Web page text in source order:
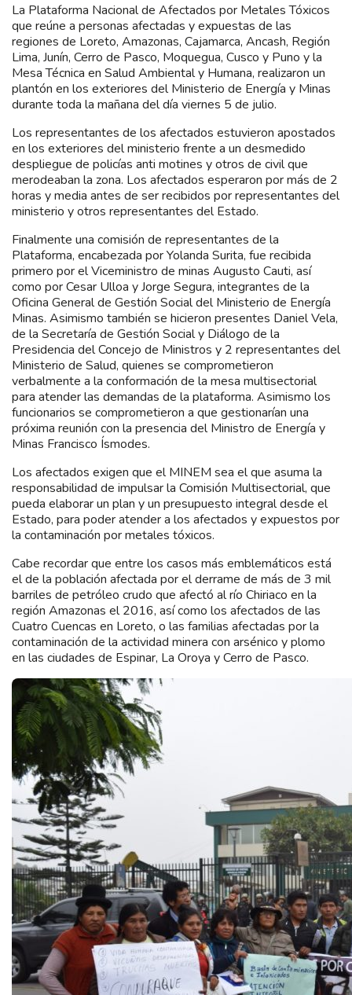
La Plataforma Nacional de Afectados por Metales Tóxicos
que reúne a personas afectadas y expuestas de las
regiones de Loreto, Amazonas, Cajamarca, Ancash, Región
Lima, Junín, Cerro de Pasco, Moquegua, Cusco y Puno y la
Mesa Técnica en Salud Ambiental y Humana, realizaron un
plantón en los exteriores del Ministerio de Energía y Minas
durante toda la mañana del día viernes 5 de julio.
Los representantes de los afectados estuvieron apostados
en los exteriores del ministerio frente a un desmedido
despliegue de policías anti motines y otros de civil que
merodeaban la zona. Los afectados esperaron por más de 2
horas y media antes de ser recibidos por representantes del
ministerio y otros representantes del Estado.
Finalmente una comisión de representantes de la
Plataforma, encabezada por Yolanda Surita, fue recibida
primero por el Viceministro de minas Augusto Cauti, así
como por Cesar Ulloa y Jorge Segura, integrantes de la
Oficina General de Gestión Social del Ministerio de Energía
Minas. Asimismo también se hicieron presentes Daniel Vela,
de la Secretaría de Gestión Social y Diálogo de la
Presidencia del Concejo de Ministros y 2 representantes del
Ministerio de Salud, quienes se comprometieron
verbalmente a la conformación de la mesa multisectorial
para atender las demandas de la plataforma. Asimismo los
funcionarios se comprometieron a que gestionarían una
próxima reunión con la presencia del Ministro de Energía y
Minas Francisco Ísmodes.
Los afectados exigen que el MINEM sea el que asuma la
responsabilidad de impulsar la Comisión Multisectorial, que
pueda elaborar un plan y un presupuesto integral desde el
Estado, para poder atender a los afectados y expuestos por
la contaminación por metales tóxicos.
Cabe recordar que entre los casos más emblemáticos está
el de la población afectada por el derrame de más de 3 mil
barriles de petróleo crudo que afectó al río Chiriaco en la
región Amazonas el 2016, así como los afectados de las
Cuatro Cuencas en Loreto, o las familias afectadas por la
contaminación de la actividad minera con arsénico y plomo
en las ciudades de Espinar, La Oroya y Cerro de Pasco.